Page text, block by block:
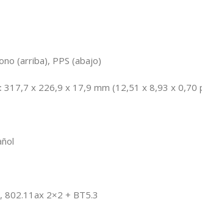
(arriba), PPS (abajo)
317,7 x 226,9 x 17,9 mm (12,51 x 8,93 x 0,70
2×2 + BT5.3